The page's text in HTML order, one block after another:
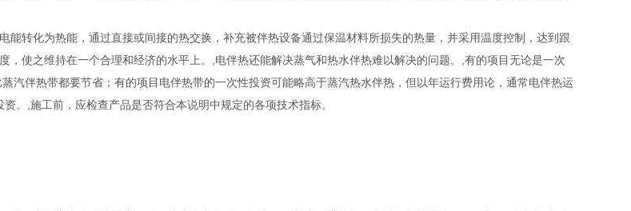
能转化为热能，通过直接或间接的热交换，补充被伴热设备通过保温材料所损失的热量，并采用温度控制，达到跟
，使之维持在一个合理和经济的水平上。,电伴热还能解决蒸气和热水伴热难以解决的问题。,有的项目无论是一次
汽伴热带都要节省；有的项目电伴热带的一次性投资可能略高于蒸汽热水伴热，但以年运行费用论，通常电伴热运
。,施工前，应检查产品是否符合本说明中规定的各项技术指标。